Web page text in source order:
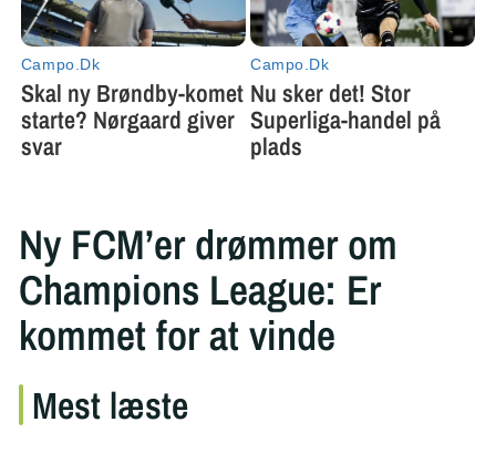
Ny FCM’er drømmer om
Champions League: Er
kommet for at vinde
Mest læste